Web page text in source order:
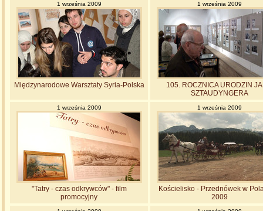
1 września 2009
Międzynarodowe Warsztaty Syria-Polska
1 września 2009
105. ROCZNICA URODZIN
SZTAUDYNGERA
1 września 2009
"Tatry - czas odkrywców" - film
promocyjny
1 września 2009
Kościelisko - Przednówek w
2009